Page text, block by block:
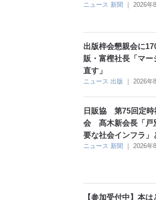
ニュース 新聞 ｜ 2026年
出版梓会懇親会に
販・富樫社長「マー
直す」
ニュース 出版 ｜ 2026年
日販協 第75回定時
会 髙木新会長「戸
要な社会インフラ」
ニュース 新聞 ｜ 2026年
【参加受付中】本